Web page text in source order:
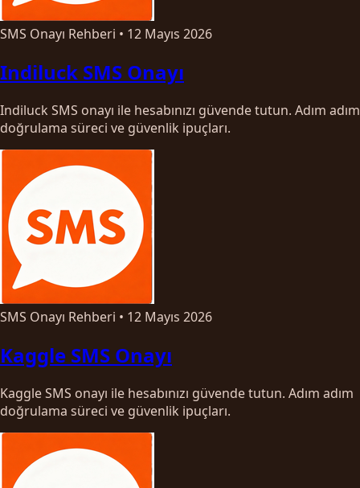
SMS Onayı Rehberi • 12 Mayıs 2026
Indiluck SMS Onayı
Indiluck SMS onayı ile hesabınızı güvende tutun. Adım adım
doğrulama süreci ve güvenlik ipuçları.
SMS Onayı Rehberi • 12 Mayıs 2026
Kaggle SMS Onayı
Kaggle SMS onayı ile hesabınızı güvende tutun. Adım adım
doğrulama süreci ve güvenlik ipuçları.